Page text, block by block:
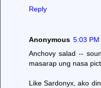
Reply
Anonymous 5:03 PM
Anchovy salad --
masarap ung nasa
Like Sardonyx, ako